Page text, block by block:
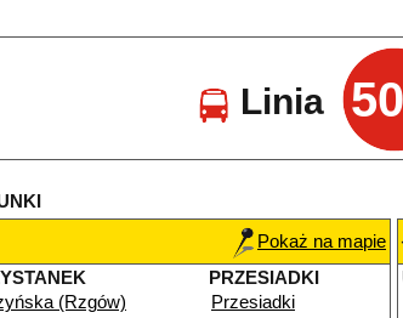
Linia
Pokaż na mapie
PRZESIADKI
(Rzgów)
Przesiadki